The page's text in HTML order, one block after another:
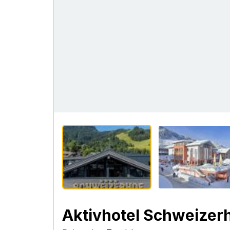
Aktivhotel